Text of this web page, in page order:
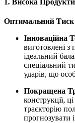
1. Висока
Оптимальний Тиск
Інноваційна
виготовлені з
ідеальний
спеціальний
ударів, що
Покращена
конструкції,
траєкторію
прогнозувати